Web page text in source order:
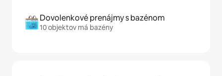
Dovolenkové prenájmy s bazénom
10 objektov má bazény